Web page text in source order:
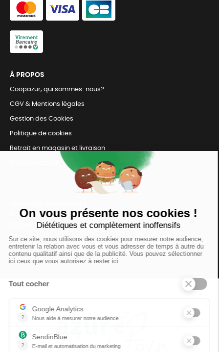
Á PROPOS
Coopazur, qui sommes-nous?
CGV & Mentions légales
Gestion des Cookies
Politique de cookies
Retrait en magasin et livraison
Nous sommes connectés
pour répondre à tous vos besoins
SUIVEZ-NOUS